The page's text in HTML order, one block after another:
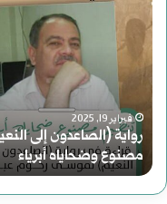
(الصاعدون
إلى
النعيم)
لموسى
رحوم
فبراير 19, 2025
رواية (الصاعدون إلى
مصنوع وضحاياه أبرياء